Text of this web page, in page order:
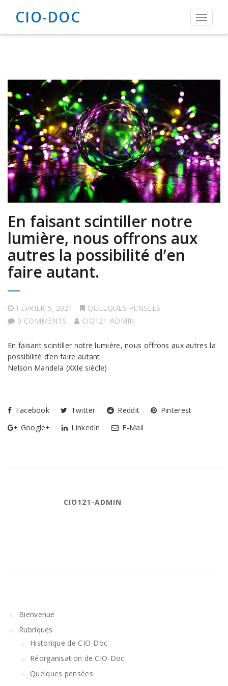
Toggle
CIO-DOC
En faisant scintiller notre
lumière, nous offrons aux
autres la possibilité d’en
faire autant.
FÉVRIER 5, 2021
QUELQUES PENSÉES
0 COMMENTS
CIO121-ADMIN
En faisant scintiller notre lumière, nous offrons aux autres la
possibilité d’en faire autant.
Nelson Mandela (XXIe siècle)
Facebook Twitter Reddit
Pinterest
Google+
LinkedIn E-Mail
CIO121-ADMIN
Bienvenue
Rubriques
Historique de CIO-Doc
Réorganisation de CIO-Doc
Quelques pensées